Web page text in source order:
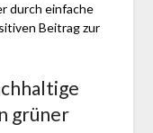
durch einfache
Beitrag zur
grüner